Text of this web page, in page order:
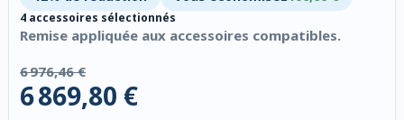
4 accessoires sélectionnés
Remise appliquée aux accessoires compatibles.
6 976,46 €
6 869,80 €